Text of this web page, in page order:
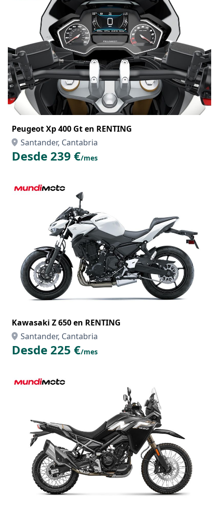
Peugeot Xp 400 Gt en RENTING
Santander, Cantabria
Desde 239 €/mes
Kawasaki Z 650 en RENTING
Santander, Cantabria
Desde 225 €/mes